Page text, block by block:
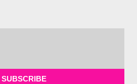
SUBSCRIBE